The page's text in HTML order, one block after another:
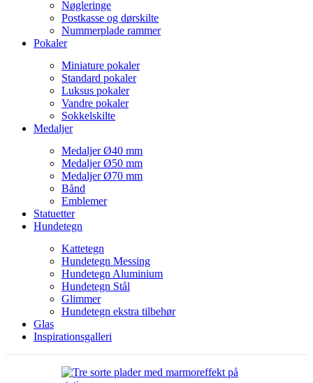
Nøgleringe
Postkasse og dørskilte
Nummerplade rammer
Pokaler
Miniature pokaler
Standard pokaler
Luksus pokaler
Vandre pokaler
Sokkelskilte
Medaljer
Medaljer Ø40 mm
Medaljer Ø50 mm
Medaljer Ø70 mm
Bånd
Emblemer
Statuetter
Hundetegn
Kattetegn
Hundetegn Messing
Hundetegn Aluminium
Hundetegn Stål
Glimmer
Hundetegn ekstra tilbehør
Glas
Inspirationsgalleri